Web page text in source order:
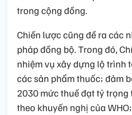
trong cộng đồng.
Chiến lược cũng đề ra các
pháp đồng bộ. Trong đó,
nhiệm vụ xây dựng lộ trình
các sản phẩm thuốc; đảm
2030 mức thuế đạt tỷ trọng
theo khuyến nghị của